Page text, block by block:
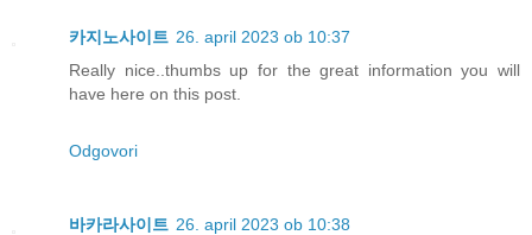
카지노사이트 26. april 2023 ob 10:37
Really nice..thumbs up for the great information you will
have here on this post.
Odgovori
바카라사이트 26. april 2023 ob 10:38